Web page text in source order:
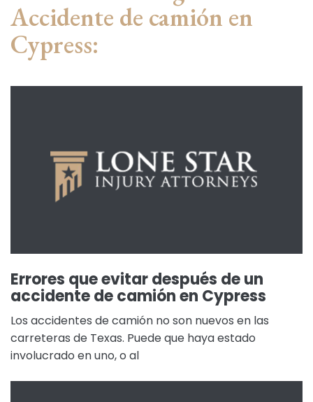
Accidente de camión en
Cypress:
Errores que evitar después de un
accidente de camión en Cypress
Los accidentes de camión no son nuevos en las
carreteras de Texas. Puede que haya estado
involucrado en uno, o al